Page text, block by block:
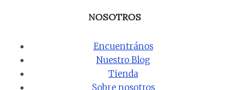
NOSOTROS
Encuentrános
Nuestro Blog
Tienda
Sobre nosotros